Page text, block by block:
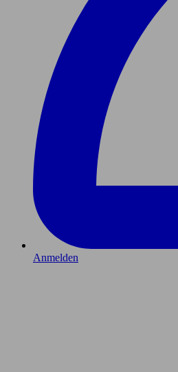
Anmelden